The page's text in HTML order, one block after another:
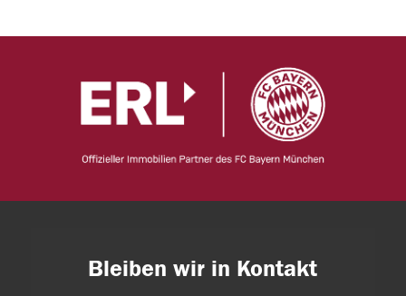
Bleiben wir in Kontakt